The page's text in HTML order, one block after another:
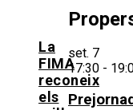
La
FIMA
reconeix
els
set. 7
17:30 -